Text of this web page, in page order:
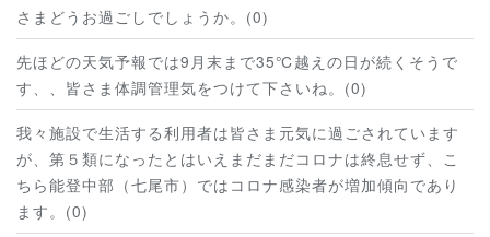
さまどうお過ごしでしょうか。(0)
先ほどの天気予報では9月末まで35℃越えの日が続くそうで
す、、皆さま体調管理気をつけて下さいね。(0)
我々施設で生活する利用者は皆さま元気に過ごされています
が、第５類になったとはいえまだまだコロナは終息せず、こ
ちら能登中部（七尾市）ではコロナ感染者が増加傾向であり
ます。(0)